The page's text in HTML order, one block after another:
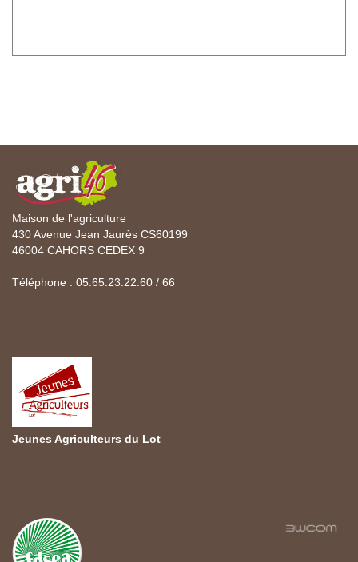
Maison de l'agriculture
430 Avenue Jean Jaurès CS60199
46004 CAHORS CEDEX 9
Téléphone : 05.65.23.22.60 / 66
Jeunes Agriculteurs du Lot